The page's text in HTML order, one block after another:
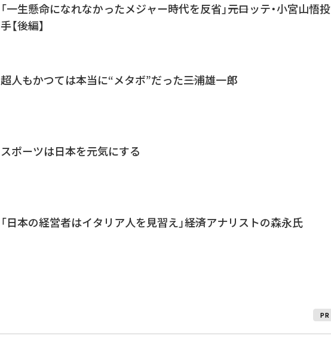
「一生懸命になれなかったメジャー時代を反省」――元ロッテ・小宮山悟投
手【後編】
超人もかつては本当に“メタボ”だった――三浦雄一郎
スポーツは日本を元気にする
「日本の経営者はイタリア人を見習え」――経済アナリストの森永氏
PR